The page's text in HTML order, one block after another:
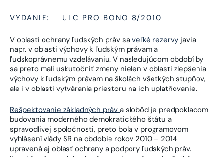
VYDANIE: ULC PRO BONO 8/2010
V oblasti ochrany ľudských práv sa veľké rezervy javia
napr. v oblasti výchovy k ľudským právam a
ľudskoprávnemu vzdelávaniu. V nasledujúcom období by
sa preto mali uskutočniť zmeny nielen v oblasti zlepšenia
výchovy k ľudským právam na školách všetkých stupňov,
ale i v oblasti vytvárania priestoru na ich uplatňovanie.
Rešpektovanie základných práv a slobôd je predpokladom
budovania moderného demokratického štátu a
spravodlivej spoločnosti, preto bola v programovom
vyhlásení vlády SR na obdobie rokov 2010 – 2014
upravená aj oblasť ochrany a podpory ľudských práv.